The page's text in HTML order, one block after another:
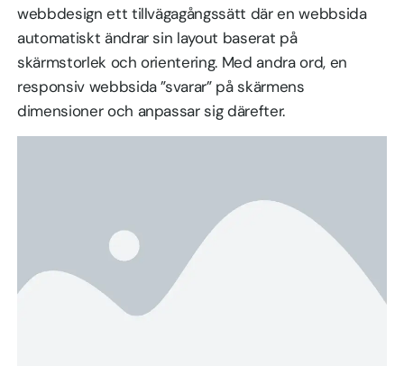
webbdesign ett tillvägagångssätt där en webbsida
automatiskt ändrar sin layout baserat på
skärmstorlek och orientering. Med andra ord, en
responsiv webbsida ”svarar” på skärmens
dimensioner och anpassar sig därefter.